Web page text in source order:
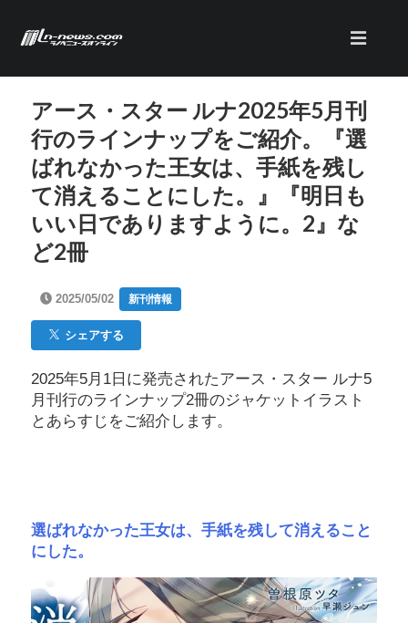
アース・スター ルナ2025年5月刊
行のラインナップをご紹介。『選
ばれなかった王女は、手紙を残し
て消えることにした。』『明日も
いい日でありますように。2』な
ど2冊
2025/05/02 新刊情報
シェアする
2025年5月1日に発売されたアース・スター ルナ5
月刊行のラインナップ2冊のジャケットイラスト
とあらすじをご紹介します。
選ばれなかった王女は、手紙を残して消えること
にした。